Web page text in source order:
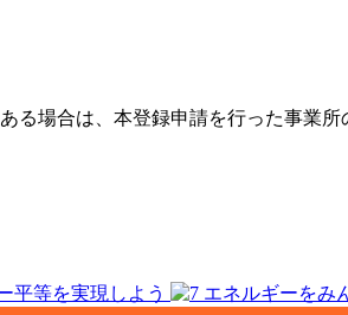
る場合は、本登録申請を行った事業